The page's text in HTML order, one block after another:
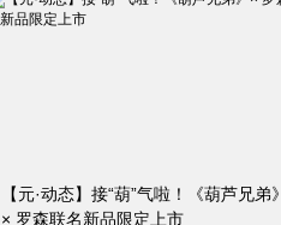
【元·动态】接“葫”气啦！《葫芦兄弟》
× 罗森联名新品限定上市